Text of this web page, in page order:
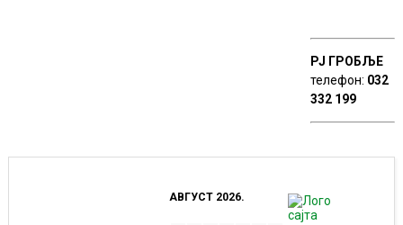
РЈ ГРОБЉЕ
телефон: 032
332 199
АВГУСТ 2026.